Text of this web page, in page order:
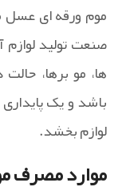
موم ورقه ای عسل
صنعت تولید
ها، مو برها،
باشد و یک
لوازم بخشد.
موارد مصرف